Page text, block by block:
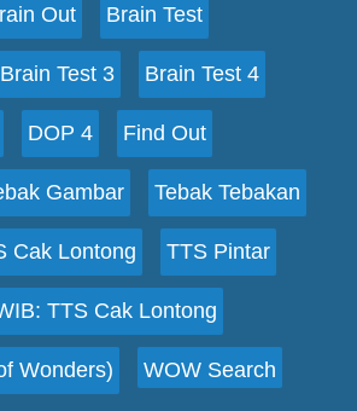
Out Brain Test
Brain Test 3 Brain Test 4
DOP 4 Find Out
Gambar Tebak Tebakan
Cak Lontong TTS Pintar
TTS Cak Lontong
Wonders) WOW Search